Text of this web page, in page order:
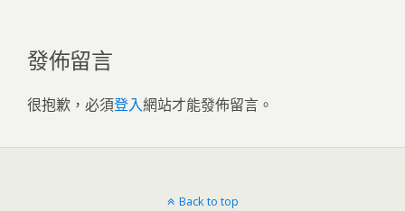
發佈留言
很抱歉，必須登入網站才能發佈留言。
Back to top